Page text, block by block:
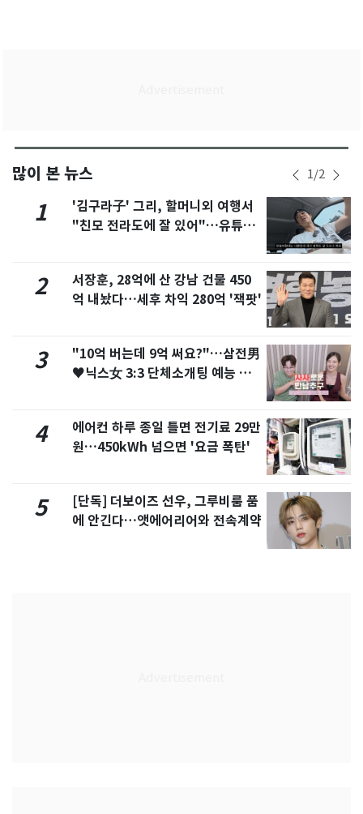
많이 본 뉴스 1/2
1
'김구라子' 그리, 할머니외 여행서
"친모 전라도에 잘 있어"…유튜브
2
서장훈, 28억에 산 강남 건물 450
억 내놨다…세후 차익 280억 '잭팟'
3
"10억 버는데 9억 써요?"…삼전男
♥닉스女 3:3 단체소개팅 예능 화
4
에어컨 하루 종일 틀면 전기료 29만
원…450kWh 넘으면 '요금 폭탄'
5
[단독] 더보이즈 선우, 그루비룸 품
에 안긴다…앳에어리어와 전속계약